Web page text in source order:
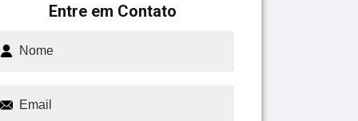
Entre em Contato